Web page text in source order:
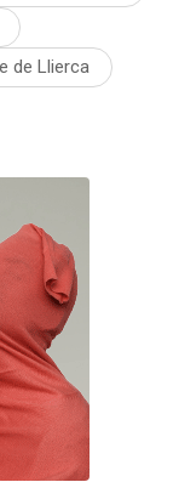
de Llierca